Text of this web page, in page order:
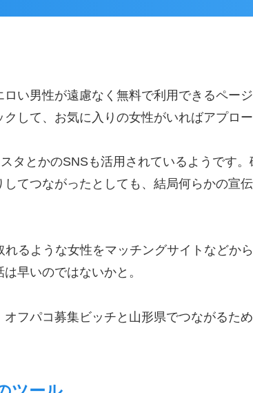
い男性が遠慮なく無料で利用できるペー
して、お気に入りの女性がいればアプロー
タとかのSNSも活用されているようです
てつながったとしても、結局何らかの宣
るような女性をマッチングサイトなどか
早いのではないかと。
フパコ募集ビッチと山形県でつながるた